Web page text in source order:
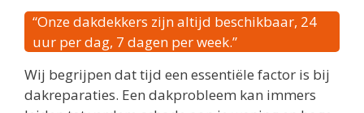
“Onze dakdekkers zijn altijd beschikbaar, 24
uur per dag, 7 dagen per week.”
Wij begrijpen dat tijd een essentiële factor is bij
dakreparaties. Een dakprobleem kan immers